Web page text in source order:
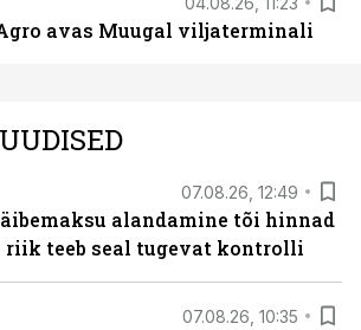
avas Muugal viljaterminali
07.08.26, 12:49
alandamine tõi hinnad
teeb seal tugevat kontrolli
07.08.26, 10:35